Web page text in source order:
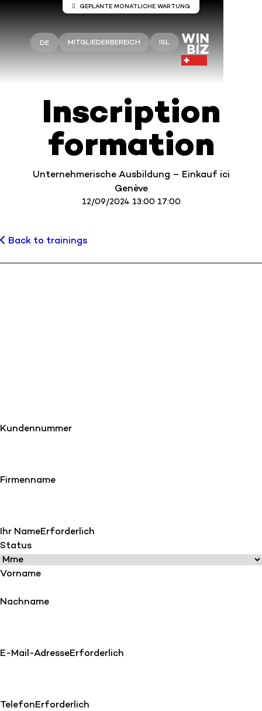
DE MITGLIEDERBEREICH ISL
Inscription
formation
Unternehmerische Ausbildung – Einkauf ici
Genève
12/09/2024 13:00 17:00
Back to trainings
Kundennummer
Firmenname
Ihr NameErforderlich
Status
Vorname
Nachname
E-Mail-AdresseErforderlich
TelefonErforderlich
Wartung auf den Servern Winbiz
Cloud
An den Winbiz Cloud-Servern sind
August, von 08.00 bis 13.30 Uhr statt.
Ihr Zugang kann während dieses Zeitraums
vorübergehend unterbrochen sein.
Wir empfehlen Ihnen, Winbiz Cloud außerhalb
dieses Zeitfensters zu nutzen.
Vielen Dank für Ihr Verständnis.
GEPLANTE MONATLICHE WARTUNG